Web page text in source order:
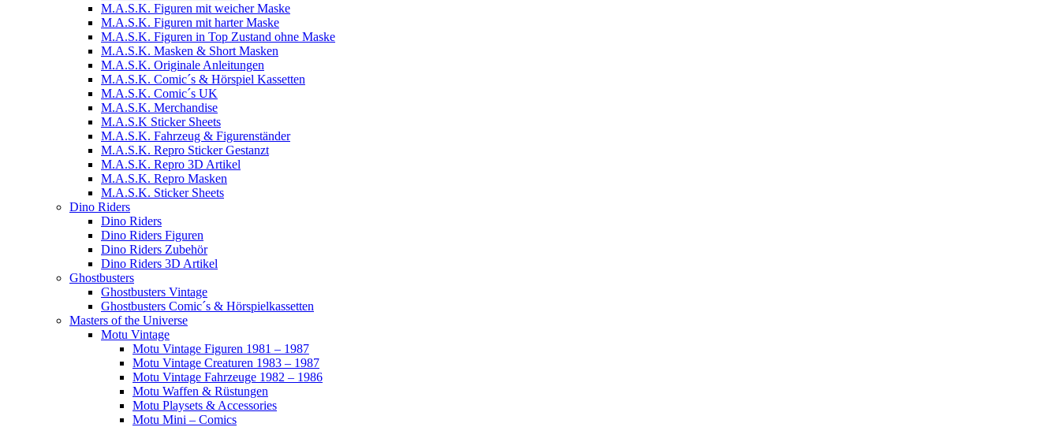
M.A.S.K. Figuren mit weicher Maske
M.A.S.K. Figuren mit harter Maske
M.A.S.K. Figuren in Top Zustand ohne Maske
M.A.S.K. Masken & Short Masken
M.A.S.K. Originale Anleitungen
M.A.S.K. Comic´s & Hörspiel Kassetten
M.A.S.K. Comic´s UK
M.A.S.K. Merchandise
M.A.S.K Sticker Sheets
M.A.S.K. Fahrzeug & Figurenständer
M.A.S.K. Repro Sticker Gestanzt
M.A.S.K. Repro 3D Artikel
M.A.S.K. Repro Masken
M.A.S.K. Sticker Sheets
Dino Riders
Dino Riders
Dino Riders Figuren
Dino Riders Zubehör
Dino Riders 3D Artikel
Ghostbusters
Ghostbusters Vintage
Ghostbusters Comic´s & Hörspielkassetten
Masters of the Universe
Motu Vintage
Motu Vintage Figuren 1981 – 1987
Motu Vintage Creaturen 1983 – 1987
Motu Vintage Fahrzeuge 1982 – 1986
Motu Waffen & Rüstungen
Motu Playsets & Accessories
Motu Mini – Comics